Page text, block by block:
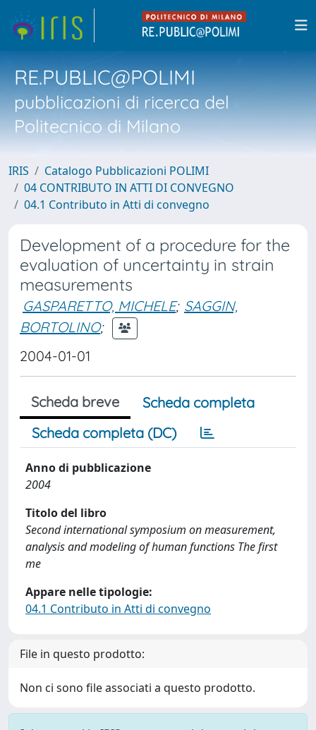
RE.PUBLIC@POLIMI
pubblicazioni di ricerca del
Politecnico di Milano
IRIS
Catalogo Pubblicazioni POLIMI
04 CONTRIBUTO IN ATTI DI CONVEGNO
04.1 Contributo in Atti di convegno
Development of a procedure for the
evaluation of uncertainty in strain
measurements
GASPARETTO, MICHELE; SAGGIN,
BORTOLINO;
2004-01-01
Scheda breve
Scheda completa
Scheda completa (DC)
Anno di pubblicazione
2004
Titolo del libro
Second international symposium on measurement,
analysis and modeling of human functions The first
me
Appare nelle tipologie:
04.1 Contributo in Atti di convegno
File in questo prodotto:
Non ci sono file associati a questo prodotto.